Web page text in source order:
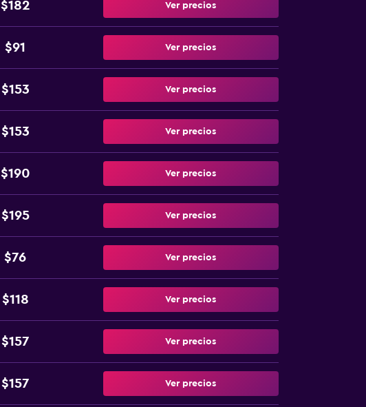
$182 Ver precios
$91 Ver precios
$153 Ver precios
$153 Ver precios
$190 Ver precios
$195 Ver precios
$76 Ver precios
$118 Ver precios
$157 Ver precios
$157 Ver precios